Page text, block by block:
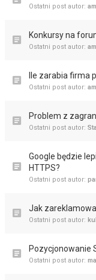
Ostatni post autor:
Konkursy na
Ostatni post autor:
Ile zarabia firma
Ostatni post autor:
Problem z
Ostatni post autor:
Google będzie
HTTPS?
Ostatni post autor:
Jak
Ostatni post autor:
Pozycjonowanie
Ostatni post autor: